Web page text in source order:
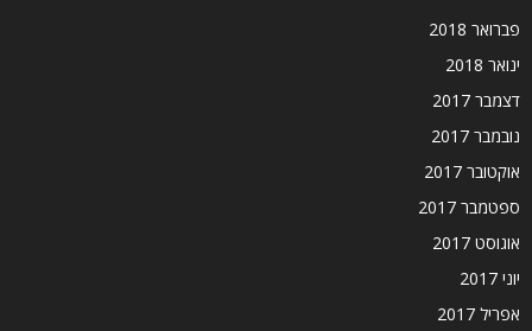
פברואר 2018
ינואר 2018
דצמבר 2017
נובמבר 2017
אוקטובר 2017
ספטמבר 2017
אוגוסט 2017
יוני 2017
אפריל 2017